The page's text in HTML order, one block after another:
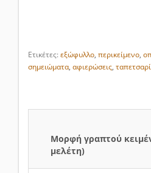
Ετικέτες:εξώφυλλο περικείμενο
σημειώματα αφιερώσεις
Μορφή γραπτού
μελέτη)